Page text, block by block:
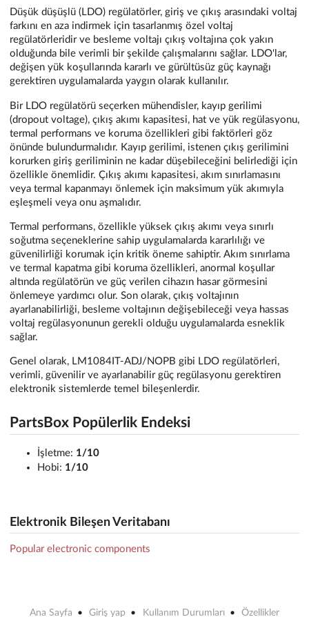
Düşük düşüşlü (LDO) regülatörler, giriş ve çıkış arasındaki voltaj
farkını en aza indirmek için tasarlanmış özel voltaj
regülatörleridir ve besleme voltajı çıkış voltajına çok yakın
olduğunda bile verimli bir şekilde çalışmalarını sağlar. LDO'lar,
değişen yük koşullarında kararlı ve gürültüsüz güç kaynağı
gerektiren uygulamalarda yaygın olarak kullanılır.
Bir LDO regülatörü seçerken mühendisler, kayıp gerilimi
(dropout voltage), çıkış akımı kapasitesi, hat ve yük regülasyonu,
termal performans ve koruma özellikleri gibi faktörleri göz
önünde bulundurmalıdır. Kayıp gerilimi, istenen çıkış gerilimini
korurken giriş geriliminin ne kadar düşebileceğini belirlediği için
özellikle önemlidir. Çıkış akımı kapasitesi, akım sınırlamasını
veya termal kapanmayı önlemek için maksimum yük akımıyla
eşleşmeli veya onu aşmalıdır.
Termal performans, özellikle yüksek çıkış akımı veya sınırlı
soğutma seçeneklerine sahip uygulamalarda kararlılığı ve
güvenilirliği korumak için kritik öneme sahiptir. Akım sınırlama
ve termal kapatma gibi koruma özellikleri, anormal koşullar
altında regülatörün ve güç verilen cihazın hasar görmesini
önlemeye yardımcı olur. Son olarak, çıkış voltajının
ayarlanabilirliği, besleme voltajının değişebileceği veya hassas
voltaj regülasyonunun gerekli olduğu uygulamalarda esneklik
sağlar.
Genel olarak, LM1084IT-ADJ/NOPB gibi LDO regülatörleri,
verimli, güvenilir ve ayarlanabilir güç regülasyonu gerektiren
elektronik sistemlerde temel bileşenlerdir.
PartsBox Popülerlik Endeksi
İşletme: 1/10
Hobi: 1/10
Elektronik Bileşen Veritabanı
Popular electronic components
Ana Sayfa Giriş yap Kullanım Durumları Özellikler